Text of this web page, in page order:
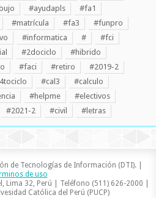
#ayudapls
#fa1
#matrícula #fa3
#funpro
#informatica #
#fci
#2dociclo
#hibrido
#faci #retiro
#2019-2
#cal3
#calculo
#helpme
#electivos
#2021-2 #civil #letras
de Tecnologías de Información (DTI). |
de uso
Lima 32, Perú | Teléfono (511) 626-2000 |
Católica del Perú (PUCP)